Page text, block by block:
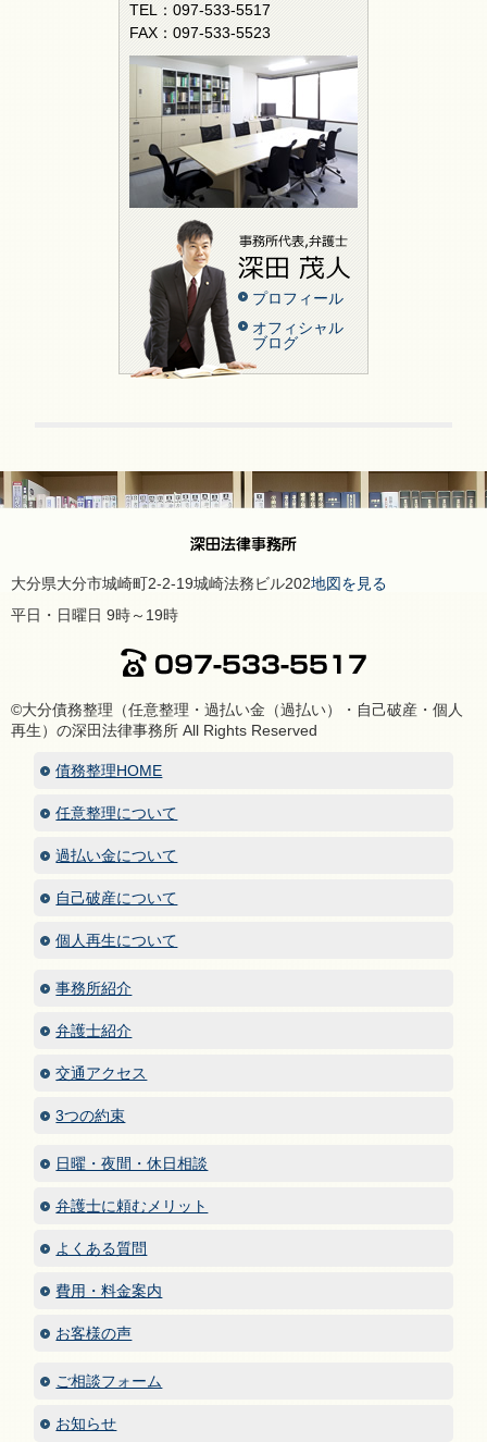
TEL：097-533-5517
FAX：097-533-5523
プロフィール
オフィシャル
ブログ
大分県大分市城崎町2-2-19城崎法務ビル202地図を見る
平日・日曜日 9時～19時
©大分債務整理（任意整理・過払い金（過払い）・自己破産・個人
再生）の深田法律事務所 All Rights Reserved
債務整理HOME
任意整理について
過払い金について
自己破産について
個人再生について
事務所紹介
弁護士紹介
交通アクセス
3つの約束
日曜・夜間・休日相談
弁護士に頼むメリット
よくある質問
費用・料金案内
お客様の声
ご相談フォーム
お知らせ